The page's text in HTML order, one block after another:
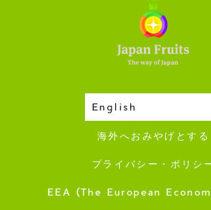
English収穫カレンダー
海外へおみやげとする
プライバシー・ポリシ
EEA (The European